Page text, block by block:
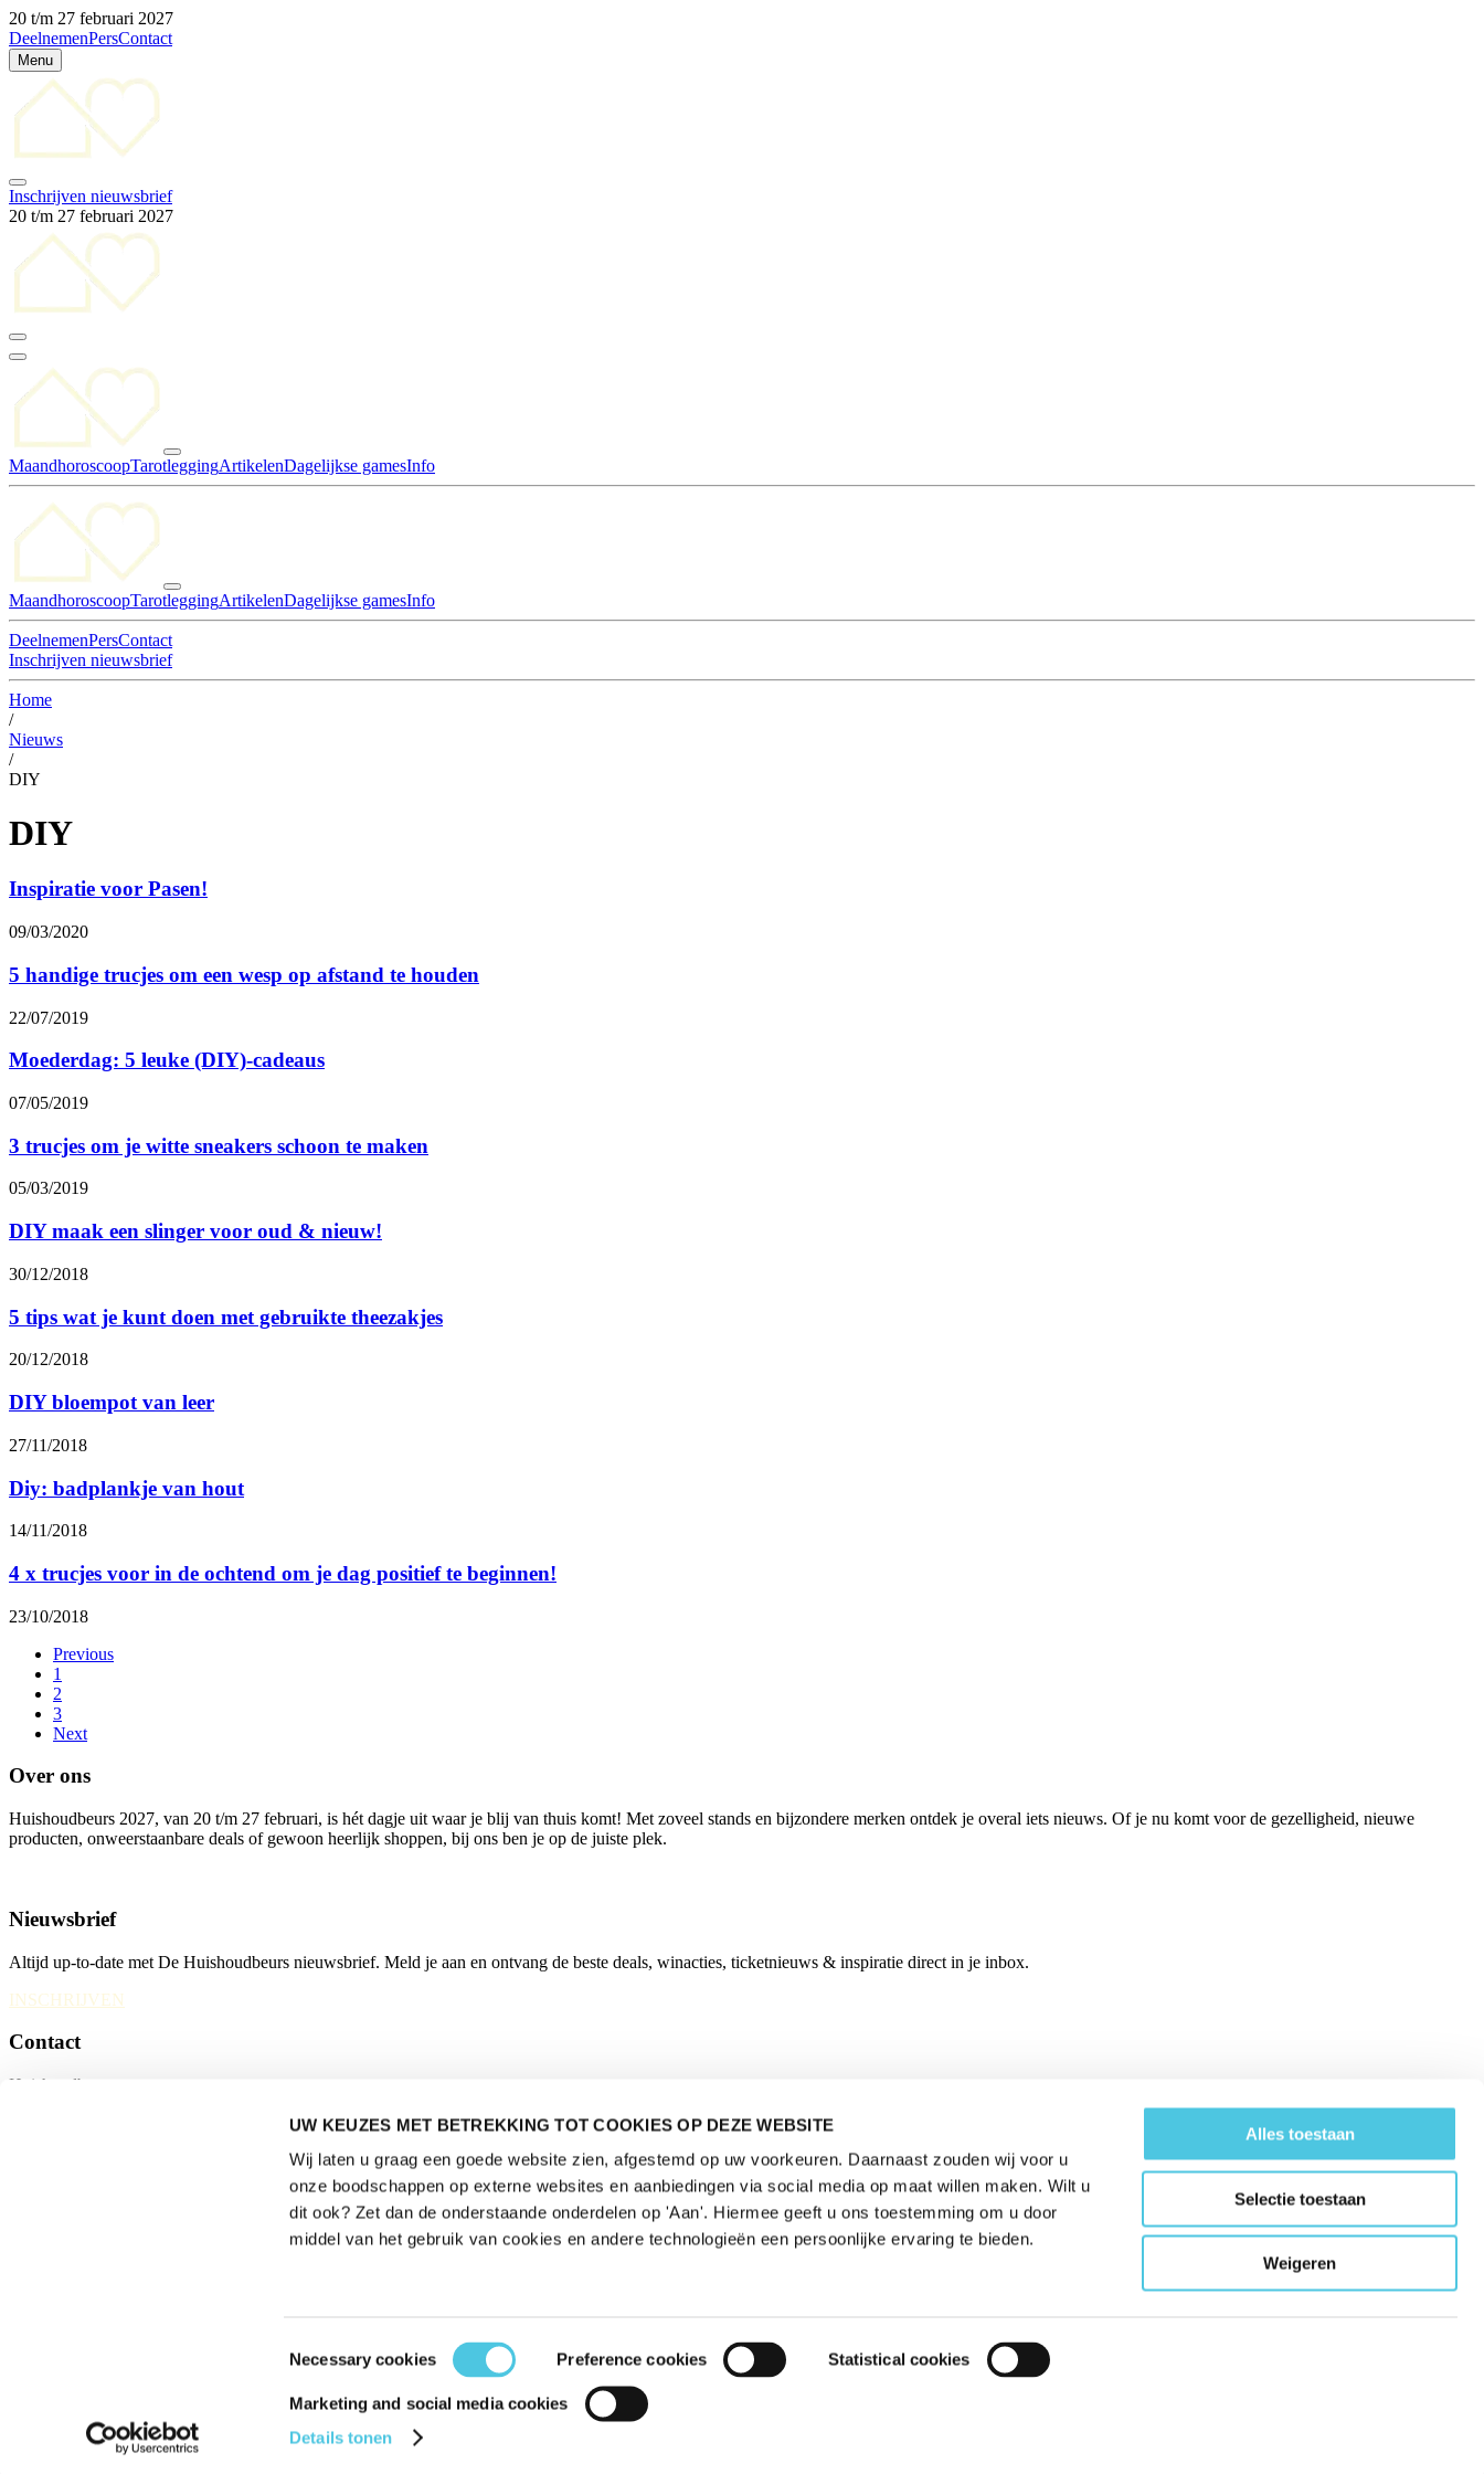
UW KEUZES MET BETREKKING TOT COOKIES OP DEZE WEBSITE
Wij laten u graag een goede website zien, afgestemd op uw voorkeuren. Daarnaast zouden wij voor u
onze boodschappen op externe websites en aanbiedingen via social media op maat willen maken. Wilt u
dit ook? Zet dan de onderstaande onderdelen op 'Aan'. Hiermee geeft u ons toestemming om u door
middel van het gebruik van cookies en andere technologieën een persoonlijke ervaring te bieden.
Necessary cookies Preference cookies Statistical cookies
Marketing and social media cookies
Details tonen
Alles toestaan
Selectie toestaan
Weigeren
20 t/m 27 februari 2027
DeelnemenPersContact
Menu
Inschrijven nieuwsbrief
20 t/m 27 februari 2027
MaandhoroscoopTarotleggingArtikelenDagelijkse gamesInfo
MaandhoroscoopTarotleggingArtikelenDagelijkse gamesInfo
DeelnemenPersContact
Inschrijven nieuwsbrief
Home
/
Nieuws
/
DIY
DIY
Inspiratie voor Pasen!
09/03/2020
5 handige trucjes om een wesp op afstand te houden
22/07/2019
Moederdag: 5 leuke (DIY)-cadeaus
07/05/2019
3 trucjes om je witte sneakers schoon te maken
05/03/2019
DIY maak een slinger voor oud & nieuw!
30/12/2018
5 tips wat je kunt doen met gebruikte theezakjes
20/12/2018
DIY bloempot van leer
27/11/2018
Diy: badplankje van hout
14/11/2018
4 x trucjes voor in de ochtend om je dag positief te beginnen!
23/10/2018
Previous
1
2
3
Next
Over ons
Huishoudbeurs 2027, van 20 t/m 27 februari, is hét dagje uit waar je blij van thuis komt! Met zoveel stands en bijzondere merken ontdek je overal iets nieuws. Of je nu komt voor de gezelligheid, nieuwe
producten, onweerstaanbare deals of gewoon heerlijk shoppen, bij ons ben je op de juiste plek.
Nieuwsbrief
Altijd up-to-date met De Huishoudbeurs nieuwsbrief. Meld je aan en ontvang de beste deals, winacties, ticketnieuws & inspiratie direct in je inbox.
INSCHRIJVEN
Contact
Huishoudbeurs
Exposanten Waarschuwing
© Copyright